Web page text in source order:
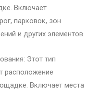
Включает
парковок, зон
и других элементов.
Этот тип
расположение
Включает места